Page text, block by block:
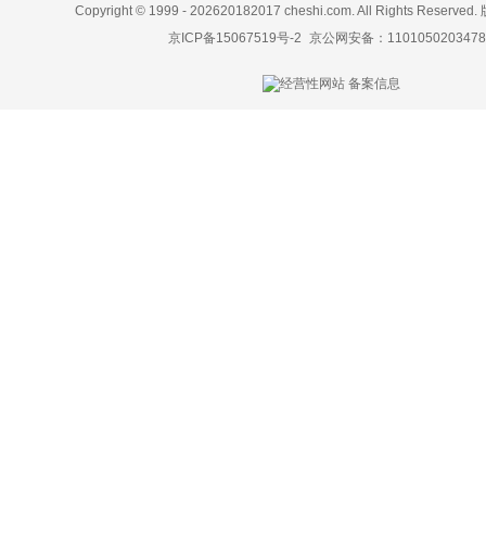
Copyright © 1999 - 202620182017 cheshi.com. All Rights Reserved.
京ICP备15067519号-2 京公网安备：